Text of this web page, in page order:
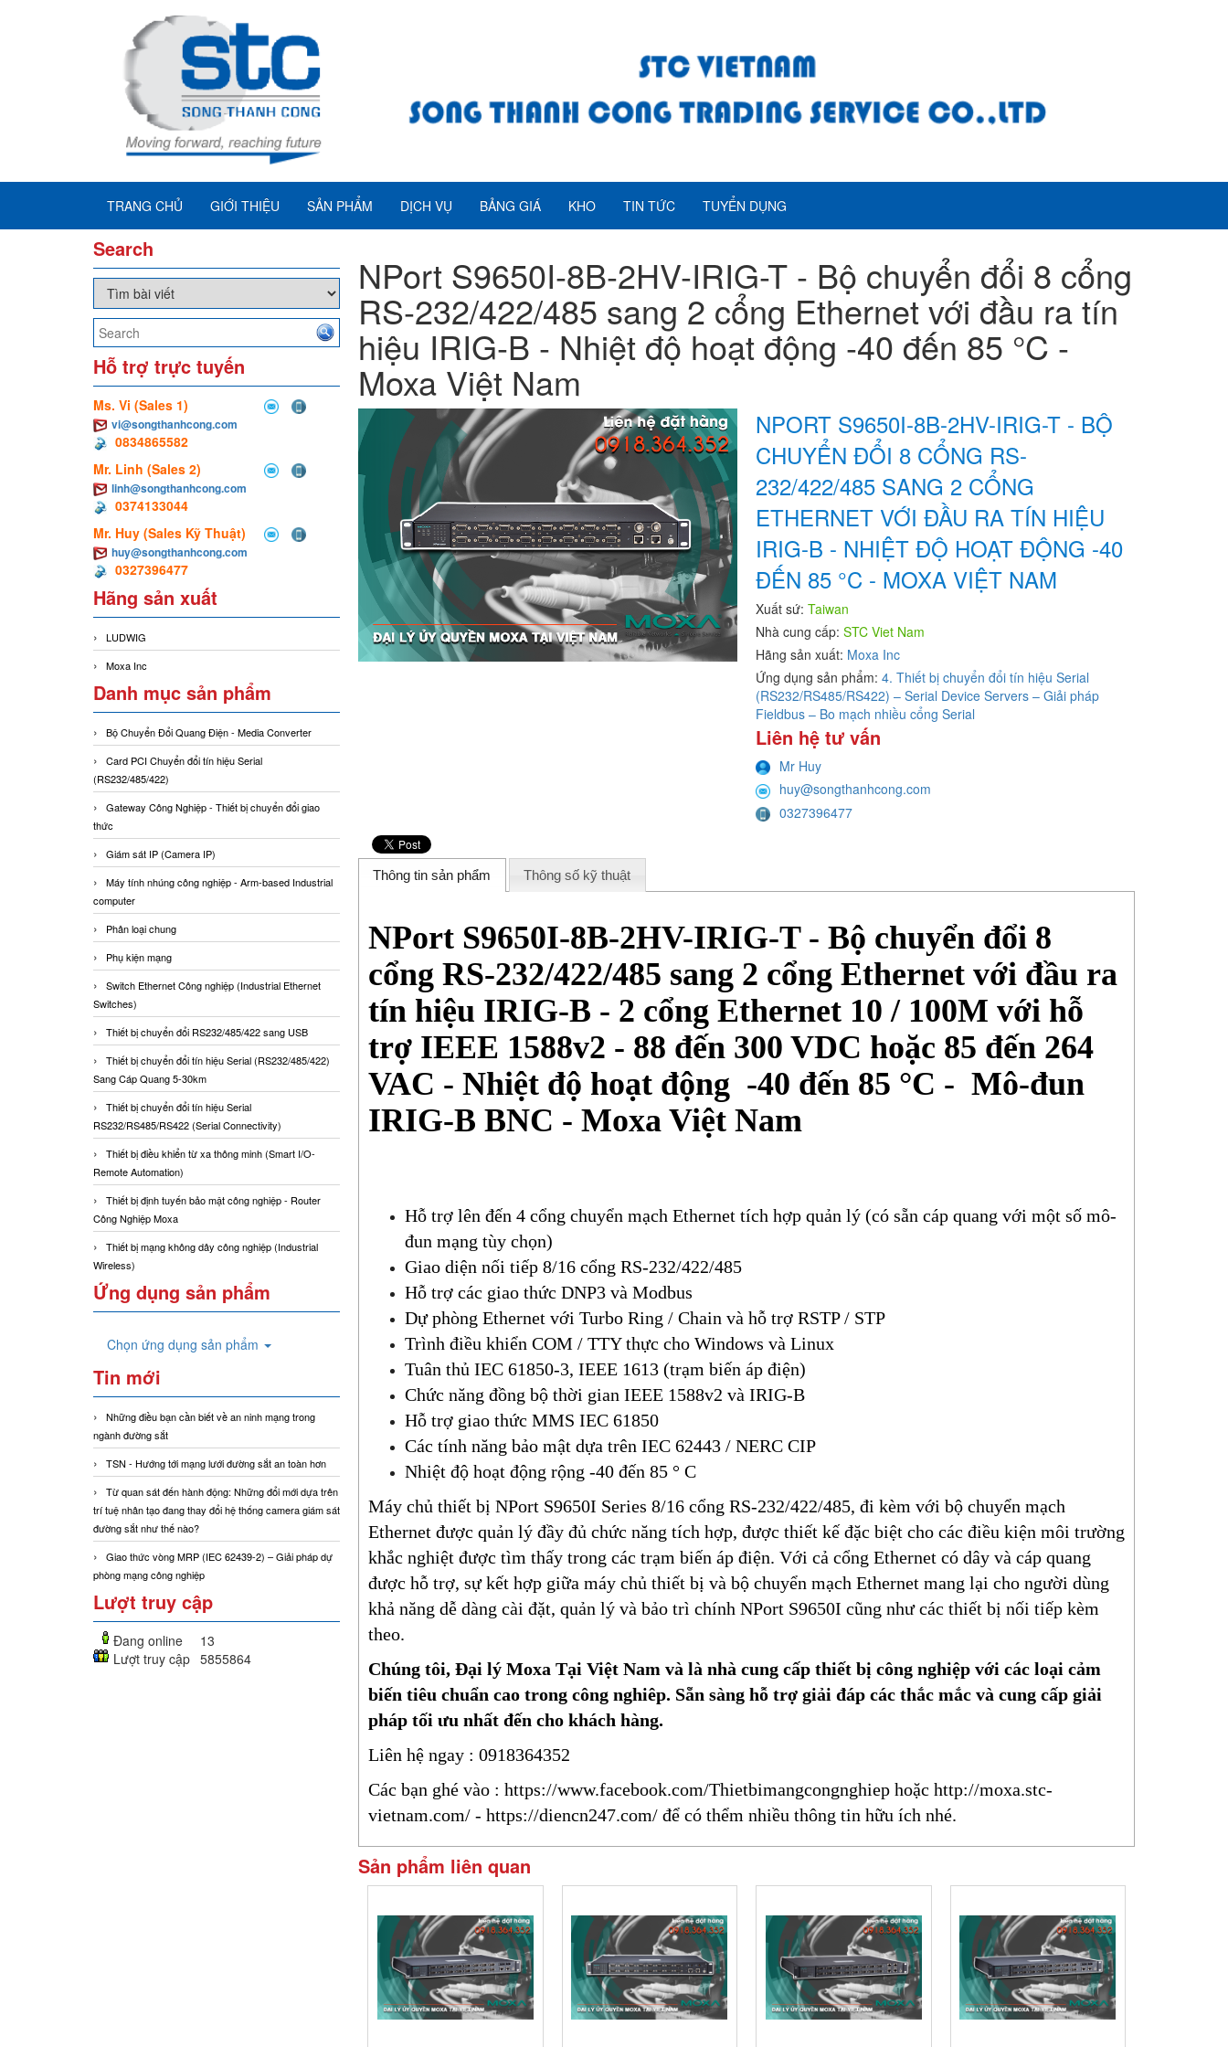
TRANG CHỦ GIỚI THIỆU SẢN PHẨM DỊCH VỤ BẢNG GIÁ KHO TIN TỨC TUYỂN DỤNG
Search
Hỗ trợ trực tuyến
Ms. Vi (Sales 1)
vi@songthanhcong.com
0834865582
Mr. Linh (Sales 2)
linh@songthanhcong.com
0374133044
Mr. Huy (Sales Kỹ Thuật)
huy@songthanhcong.com
0327396477
Hãng sản xuất
LUDWIG
Moxa Inc
Danh mục sản phẩm
Bộ Chuyển Đổi Quang Điện - Media Converter
Card PCI Chuyển đổi tín hiệu Serial
(RS232/485/422)
Gateway Công Nghiệp - Thiết bị chuyển đổi giao
thức
Giám sát IP (Camera IP)
Máy tính nhúng công nghiệp - Arm-based Industrial
computer
Phân loại chung
Phụ kiện mạng
Switch Ethernet Công nghiệp (Industrial Ethernet
Switches)
Thiết bị chuyển đổi RS232/485/422 sang USB
Thiết bị chuyển đổi tín hiệu Serial (RS232/485/422)
Sang Cáp Quang 5-30km
Thiết bị chuyển đổi tín hiệu Serial
RS232/RS485/RS422 (Serial Connectivity)
Thiết bị điều khiển từ xa thông minh (Smart I/O-
Remote Automation)
Thiết bị định tuyến bảo mật công nghiệp - Router
Công Nghiệp Moxa
Thiết bị mạng không dây công nghiệp (Industrial
Wireless)
Ứng dụng sản phẩm
Chọn ứng dụng sản phẩm
Tin mới
Những điều bạn cần biết về an ninh mạng trong
ngành đường sắt
TSN - Hướng tới mạng lưới đường sắt an toàn hơn
Từ quan sát đến hành động: Những đổi mới dựa trên
trí tuệ nhân tạo đang thay đổi hệ thống camera giám sát
đường sắt như thế nào?
Giao thức vòng MRP (IEC 62439-2) – Giải pháp dự
phòng mạng công nghiệp
Lượt truy cập
Đang online
13
Lượt truy cập 5855864
NPort S9650I-8B-2HV-IRIG-T - Bộ chuyển đổi 8 cổng
RS-232/422/485 sang 2 cổng Ethernet với đầu ra tín
hiệu IRIG-B - Nhiệt độ hoạt động -40 đến 85 °C -
Moxa Việt Nam
NPORT S9650I-8B-2HV-IRIG-T - BỘ
CHUYỂN ĐỔI 8 CỔNG RS-
232/422/485 SANG 2 CỔNG
ETHERNET VỚI ĐẦU RA TÍN HIỆU
IRIG-B - NHIỆT ĐỘ HOẠT ĐỘNG -40
ĐẾN 85 °C - MOXA VIỆT NAM
Xuất sứ: Taiwan
Nhà cung cấp: STC Viet Nam
Hãng sản xuất: Moxa Inc
Ứng dụng sản phẩm: 4. Thiết bị chuyển đổi tín hiệu Serial
(RS232/RS485/RS422) – Serial Device Servers – Giải pháp
Fieldbus – Bo mạch nhiều cổng Serial
Liên hệ tư vấn
Mr Huy
huy@songthanhcong.com
0327396477
Thông tin sản phẩm Thông số kỹ thuật
NPort S9650I-8B-2HV-IRIG-T - Bộ chuyển đổi 8
cổng RS-232/422/485 sang 2 cổng Ethernet với đầu ra
tín hiệu IRIG-B - 2 cổng Ethernet 10 / 100M với hỗ
trợ IEEE 1588v2 - 88 đến 300 VDC hoặc 85 đến 264
VAC - Nhiệt độ hoạt động -40 đến 85 °C - Mô-đun
IRIG-B BNC - Moxa Việt Nam
Hỗ trợ lên đến 4 cổng chuyển mạch Ethernet tích hợp quản lý (có sẵn cáp quang với một số mô-
đun mạng tùy chọn)
Giao diện nối tiếp 8/16 cổng RS-232/422/485
Hỗ trợ các giao thức DNP3 và Modbus
Dự phòng Ethernet với Turbo Ring / Chain và hỗ trợ RSTP / STP
Trình điều khiển COM / TTY thực cho Windows và Linux
Tuân thủ IEC 61850-3, IEEE 1613 (trạm biến áp điện)
Chức năng đồng bộ thời gian IEEE 1588v2 và IRIG-B
Hỗ trợ giao thức MMS IEC 61850
Các tính năng bảo mật dựa trên IEC 62443 / NERC CIP
Nhiệt độ hoạt động rộng -40 đến 85 ° C
Máy chủ thiết bị NPort S9650I Series 8/16 cổng RS-232/422/485, đi kèm với bộ chuyển mạch
Ethernet được quản lý đầy đủ chức năng tích hợp, được thiết kế đặc biệt cho các điều kiện môi trường
khắc nghiệt được tìm thấy trong các trạm biến áp điện. Với cả cổng Ethernet có dây và cáp quang
được hỗ trợ, sự kết hợp giữa máy chủ thiết bị và bộ chuyển mạch Ethernet mang lại cho người dùng
khả năng dễ dàng cài đặt, quản lý và bảo trì chính NPort S9650I cũng như các thiết bị nối tiếp kèm
theo.
Chúng tôi, Đại lý Moxa Tại Việt Nam và là nhà cung cấp thiết bị công nghiệp với các loại cảm
biến tiêu chuẩn cao trong công nghiêp. Sẵn sàng hỗ trợ giải đáp các thắc mắc và cung cấp giải
pháp tối ưu nhất đến cho khách hàng.
Liên hệ ngay : 0918364352
Các bạn ghé vào : https://www.facebook.com/Thietbimangcongnghiep hoặc http://moxa.stc-
vietnam.com/ - https://diencn247.com/ để có thểm nhiều thông tin hữu ích nhé.
Sản phẩm liên quan